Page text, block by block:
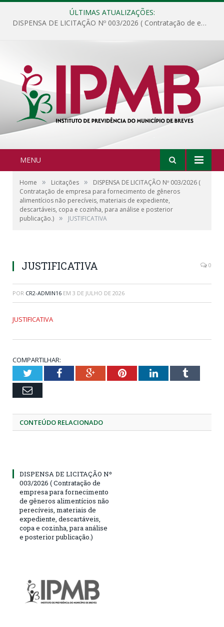
ÚLTIMAS ATUALIZAÇÕES:
DISPENSA DE LICITAÇÃO Nº 003/2026 ( Contratação de empresa para fornecimento de gêneros alimentícios não perecíveis, materiais de expediente, descartáveis, copa e cozinha, para análise e posterior publicação.)
MENU
Home » Licitações »
DISPENSA DE LICITAÇÃO Nº 003/2026 (
Contratação de empresa para fornecimento de gêneros
alimentícios não perecíveis, materiais de expediente,
descartáveis, copa e cozinha, para análise e posterior
publicação.) » JUSTIFICATIVA
JUSTIFICATIVA 0
POR CR2-ADMIN16 EM 3 DE JULHO DE 2026
JUSTIFICATIVA
COMPARTILHAR:
TwitterFacebookGoogle+PinterestLinkedInTumblr
Email
CONTEÚDO RELACIONADO
DISPENSA DE LICITAÇÃO Nº
003/2026 ( Contratação de
empresa para fornecimento
de gêneros alimentícios não
perecíveis, materiais de
expediente, descartáveis,
copa e cozinha, para análise
e posterior publicação.)